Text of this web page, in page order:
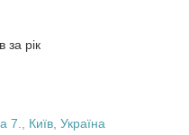
за рік
7., Київ, Україна